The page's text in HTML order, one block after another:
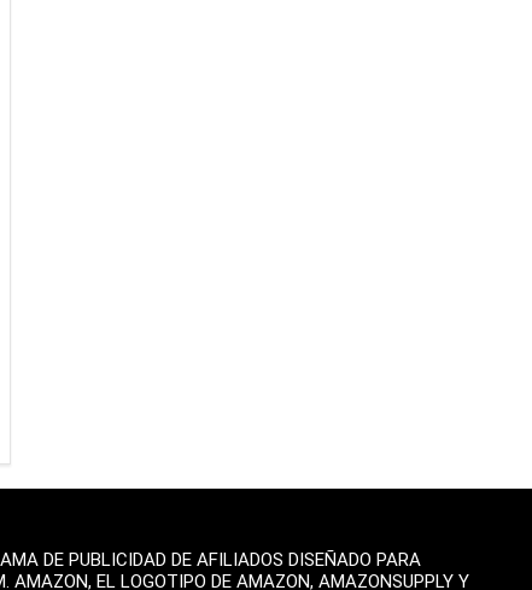
DE PUBLICIDAD DE AFILIADOS DISEÑADO PARA
AMAZON, EL LOGOTIPO DE AMAZON, AMAZONSUPPLY Y